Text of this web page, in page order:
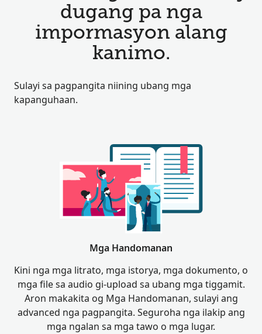
dugang pa nga
impormasyon alang
kanimo.
Sulayi sa pagpangita niining ubang mga
kapanguhaan.
Mga Handomanan
Kini nga mga litrato, mga istorya, mga dokumento, o
mga file sa audio gi-upload sa ubang mga tiggamit.
Aron makakita og Mga Handomanan, sulayi ang
advanced nga pagpangita. Seguroha nga ilakip ang
mga ngalan sa mga tawo o mga lugar.